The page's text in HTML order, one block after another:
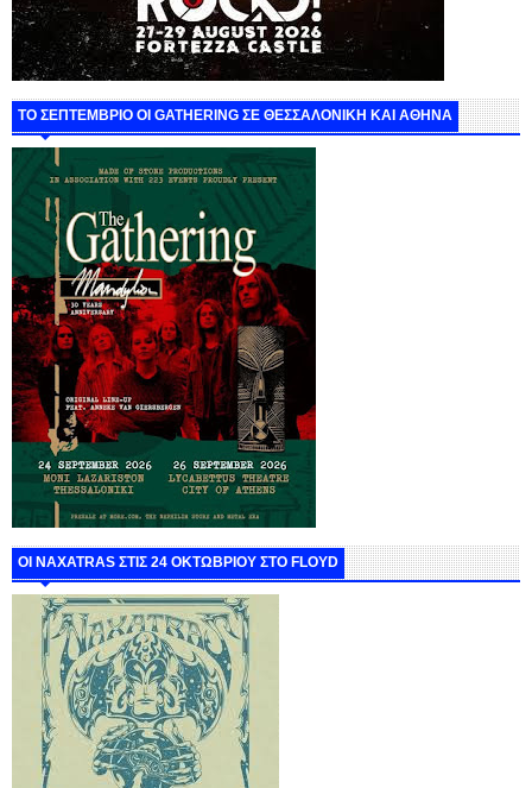
ΤΟ ΣΕΠΤΕΜΒΡΙΟ ΟΙ GATHERING ΣΕ ΘΕΣΣΑΛΟΝΙΚΗ ΚΑΙ ΑΘΗΝΑ
ΟΙ NAXATRAS ΣΤΙΣ 24 ΟΚΤΩΒΡΙΟΥ ΣΤΟ FLOYD